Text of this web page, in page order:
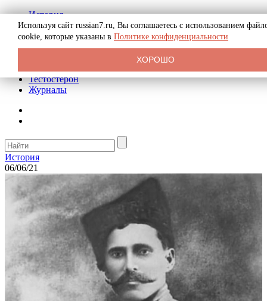
История
Биография
Криминал
Реклама на сайте
Тестостерон
Журналы
История
06/06/21
Используя сайт russian7.ru, Вы соглашаетесь с использованием
cookie, которые указаны в Политике конфиденциальности
ХОРОШО